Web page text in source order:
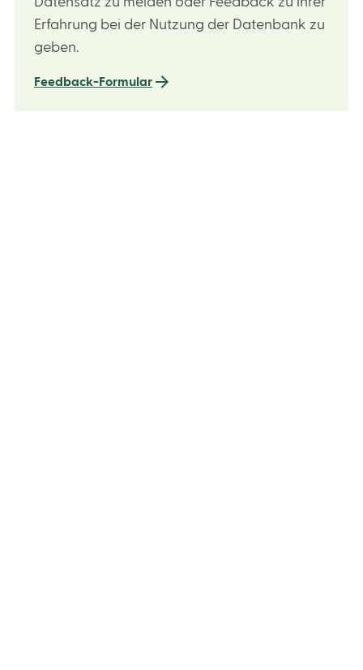
Erfahrung bei der Nutzung der Datenbank zu
geben.
Feedback-Formular